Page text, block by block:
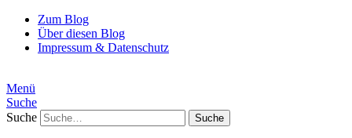
Zum Blog
Über diesen Blog
Impressum & Datenschutz
Menü
Suche
Suche